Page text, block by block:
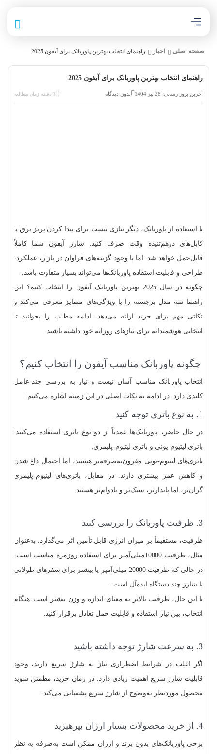
صفحه اصلی اخبار راهنمای انتخاب بهترین پاوربانک برای آیفون 2025
راهنمای انتخاب بهترین پاوربانک برای آیفون 2025
آخرین بروز رسانی: 28 تیر 1404 بدون دیدگاه 3 دقیقه زمان مطالعه
با استفاده از پاوربانک، دیگر نیازی نیست برای پیدا کردن پریز برق یا
کابل‌های درهم‌تنیده وقت صرف کنید. شارژ آیفون شما کاملاً
قابل‌حمل خواهد شد. اما با وجود گزینه‌های فراوان در بازار، عملکرد،
طراحی و قابلیت استفاده پاوربانک‌ها می‌تواند بسیار متفاوت باشد.
چگونه در سال 2025 بهترین پاوربانک آیفون را انتخاب کنیم؟ این
راهنما سه مدل برجسته را با ویژگی‌های متمایز معرفی می‌کند و
نکاتی مهم برای خرید ارائه می‌دهد. ادامه مطلب را بخوانید تا
انتخابی هوشمندانه برای نیازهای روزانه خود داشته باشید.
چگونه پاوربانک مناسب آیفون را انتخاب کنیم؟
انتخاب پاوربانک مناسب آسان نیست و نیاز به بررسی چند عامل
کلیدی دارد. در ادامه به نکات اصلی در این زمینه اشاره می‌کنیم:
1. به نوع باتری توجه کنید
در حال حاضر، پاوربانک‌ها عمدتاً از دو نوع باتری استفاده می‌کنند:
باتری لیتیوم-یونی و باتری لیتیوم-پلیمری.
باتری‌های لیتیوم-یونی مقرون‌به‌صرفه‌تر هستند، اما احتمال داغ شدن
و کاهش عمر بیشتری دارند. در مقابل، باتری‌های لیتیوم-پلیمری
گران‌تر، اما پایدارتر، سبک‌تر و بادوام‌تر هستند.
3. ظرفیت پاوربانک را بررسی کنید
ظرفیت، مستقیماً بر میزان انرژی قابل تأمین اثر می‌گذارد. به‌عنوان
مثال، ظرفیت 10000میلی‌آمپر برای استفاده روزمره مناسب است،
در حالی که ظرفیت 20000 میلی‌آمپر یا بیشتر برای سفرهای طولانی
یا شارژ چند دستگاه ایده‌آل است.
با این حال، ظرفیت بالاتر به معنای اندازه و وزن بیشتر است. هنگام
انتخاب، بین نیاز استفاده و قابلیت حمل تعادل برقرار کنید.
3. به سرعت شارژ توجه داشته باشید
اگر اغلب در شرایط اضطراری نیاز به شارژ سریع دارید، وجود
قابلیت شارژ سریع اهمیت زیادی دارد. در زمان خرید، مطمئن شوید
محصول موردنظر به‌وضوح از شارژ سریع پشتیبانی می‌کند.
4. از خرید محصولات بسیار ارزان بپرهیزید
برخی پاوربانک‌های بدون برند و ارزان ممکن است به‌صرفه به نظر